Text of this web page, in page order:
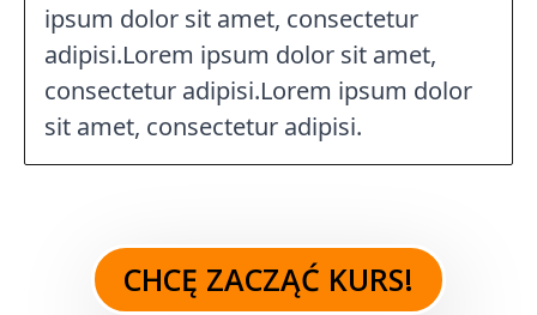
ipsum dolor sit amet, consectetur
adipisi.Lorem ipsum dolor sit amet,
consectetur adipisi.Lorem ipsum dolor
sit amet, consectetur adipisi.
CHCĘ ZACZĄĆ KURS!